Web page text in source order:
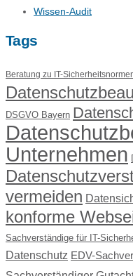
Wissen-Audit
Tags
Beratung zu IT-
DSGVO Bayern
Unternehmen
vermeiden
konforme
Sachverständige für IT-
Datenschutz EDV-